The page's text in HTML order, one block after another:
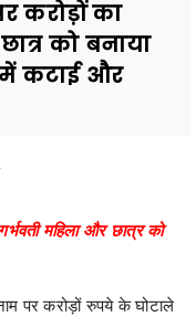
करोड़ों का
को बनाया
में कटाई और
महिला और छात्र को
पर करोड़ों रुपये के घोटाले